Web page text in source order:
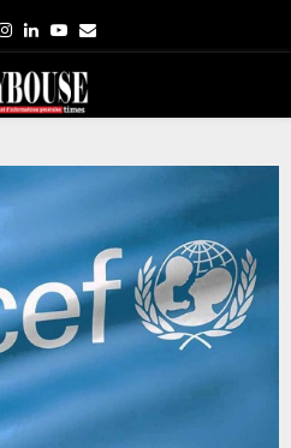
Instagram
LinkedinYoutube
Email